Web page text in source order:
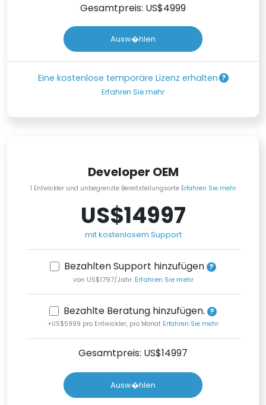
Gesamtpreis: US$4999
Ausw�hlen
Eine kostenlose temporäre Lizenz erhalten
Erfahren Sie mehr
Developer OEM
1 Entwickler und unbegrenzte Bereitstellungsorte Erfahren Sie mehr
US$14997
mit kostenlosem Support
Bezahlten Support hinzufügen
von US$1797/Jahr. Erfahren Sie mehr
Bezahlte Beratung hinzufügen.
+US$5999 pro Entwickler, pro Monat Erfahren Sie mehr
Gesamtpreis: US$14997
Ausw�hlen